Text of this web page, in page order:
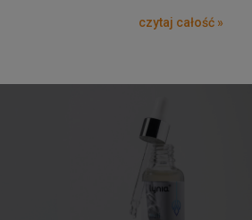
czytaj całość »